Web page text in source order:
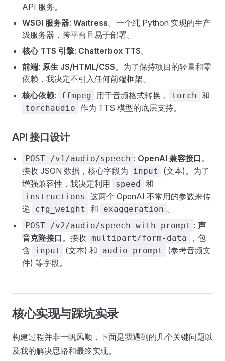
API 服务。
WSGI 服务器: Waitress。一个纯 Python 实现的生产
级服务器，跨平台且易于部署。
核心 TTS 引擎: Chatterbox TTS。
前端: 原生 JS/HTML/CSS。为了保持项目的轻量和零
依赖，我决定不引入任何前端框架。
核心依赖: ffmpeg 用于音频格式转换， torch 和
torchaudio 作为 TTS 模型的底层支持。
API 接口设计
POST /v1/audio/speech : OpenAI 兼容接口。
接收 JSON 数据，核心字段为
input
(文本)。为了
增强兼容性，我决定利用
speed 和
instructions
这两个 OpenAI 不常用的参数来传
递
cfg_weight 和 exaggeration 。
POST /v2/audio/speech_with_prompt : 声
音克隆接口。接收 multipart/form-data
，包
含
input (文本) 和 audio_prompt
(参考音频文
件) 等字段。
核心实现与踩坑实录
构建过程并非一帆风顺，下面是我遇到的几个关键问题以
及我的解决思路和最终实现。